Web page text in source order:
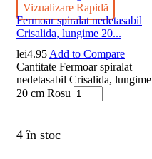
Vizualizare Rapidă
Fermoar spiralat nedetasabil
Crisalida, lungime 20...
lei4.95 Add to Compare
Cantitate Fermoar spiralat
nedetasabil Crisalida, lungime
20 cm Rosu
4 în stoc